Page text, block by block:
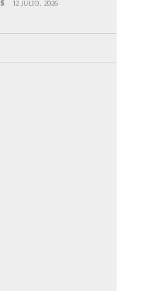
12 JULIO, 2026